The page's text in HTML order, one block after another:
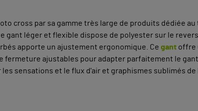
cross par sa gamme très large de produits dédiée
gant léger et flexible dispose de polyester sur le
apporte un ajustement ergonomique. Ce gant offre
ajustables pour adapter parfaitement le gant
sensations et le flux d'air et graphismes sublimés de